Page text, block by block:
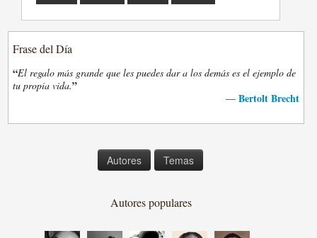
Frase del Día
“El regalo más grande que les puedes dar a los demás es el ejemplo de
tu propia vida.”
— Bertolt Brecht
Autores Temas
Autores populares